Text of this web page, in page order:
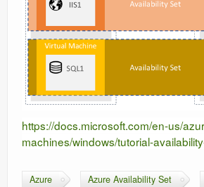
Exchange
https://docs.microsoft.com/en-us/
machines/windows/tutorial-
Azure Azure Availability Set